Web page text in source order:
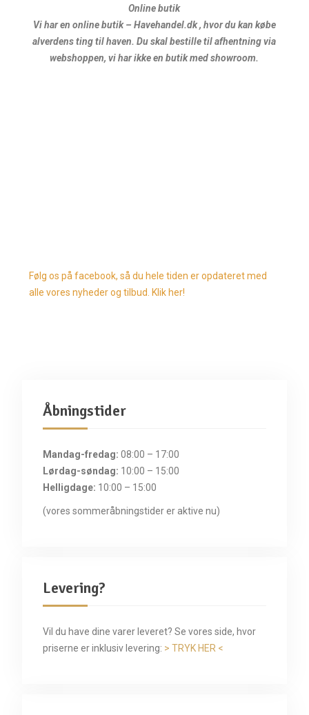
Online butik
Vi har en online butik – Havehandel.dk , hvor du kan købe
alverdens ting til haven. Du skal bestille til afhentning via
webshoppen, vi har ikke en butik med showroom.
Følg os på facebook, så du hele tiden er opdateret med
alle vores nyheder og tilbud. Klik her!
Åbningstider
Mandag-fredag: 08:00 – 17:00
Lørdag-søndag: 10:00 – 15:00
Helligdage: 10:00 – 15:00
(vores sommeråbningstider er aktive nu)
Levering?
Vil du have dine varer leveret? Se vores side, hvor
priserne er inklusiv levering: > TRYK HER <